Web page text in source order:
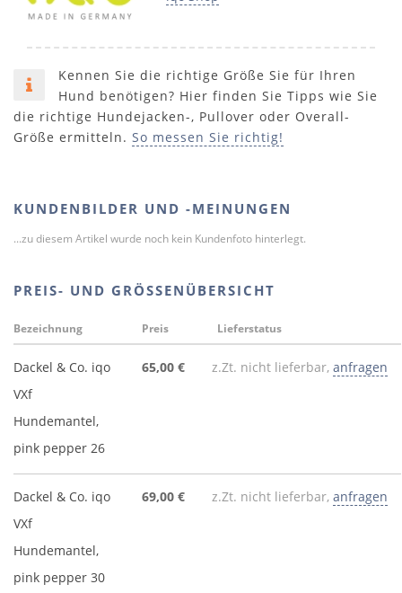
Kennen Sie die richtige Größe Sie für Ihren
Hund benötigen? Hier finden Sie Tipps wie Sie
die richtige Hundejacken-, Pullover oder Overall-
Größe ermitteln. So messen Sie richtig!
KUNDENBILDER UND -MEINUNGEN
...zu diesem Artikel wurde noch kein Kundenfoto hinterlegt.
PREIS- UND GRÖSSENÜBERSICHT
Bezeichnung Preis Lieferstatus
Dackel & Co. iqo
VXf
Hundemantel,
pink pepper 26
65,00 € z.Zt. nicht lieferbar, anfragen
Dackel & Co. iqo
VXf
Hundemantel,
pink pepper 30
69,00 € z.Zt. nicht lieferbar, anfragen